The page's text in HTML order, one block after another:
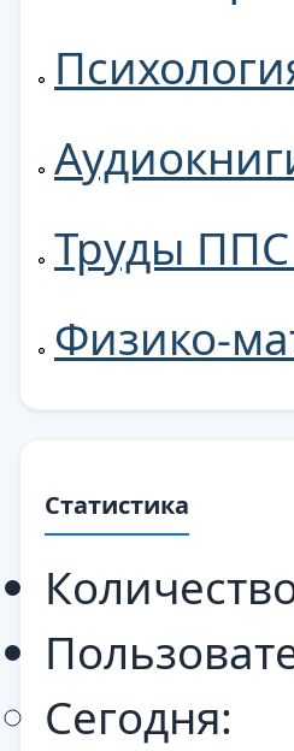
Труды
Физико-
Статистика
Сегодня: